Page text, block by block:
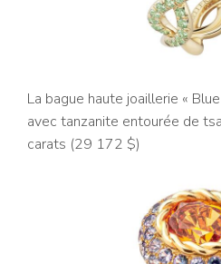
La bague haute joaillerie «
avec tanzanite entourée de
carats (29 172 $)